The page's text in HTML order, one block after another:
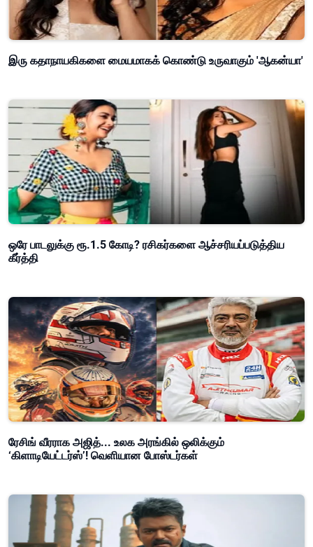
இரு கதாநாயகிகளை மையமாகக் கொண்டு உருவாகும் 'ஆகன்யா'
ஒரே பாடலுக்கு ரூ.1.5 கோடி? ரசிகர்களை ஆச்சரியப்படுத்திய
கீர்த்தி
ரேசிங் வீரராக அஜித்... உலக அரங்கில் ஒலிக்கும்
‘கிளாடியேட்டர்ஸ்’! வெளியான போஸ்டர்கள்